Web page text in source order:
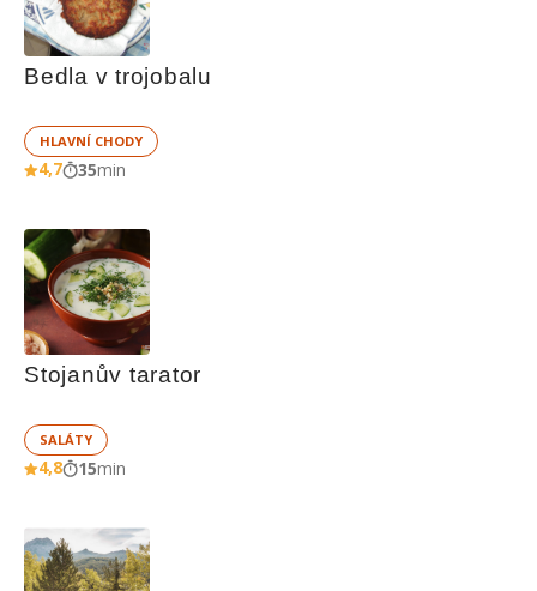
Bedla v trojobalu
HLAVNÍ CHODY
4,7 35min
Stojanův tarator
SALÁTY
4,8 15min